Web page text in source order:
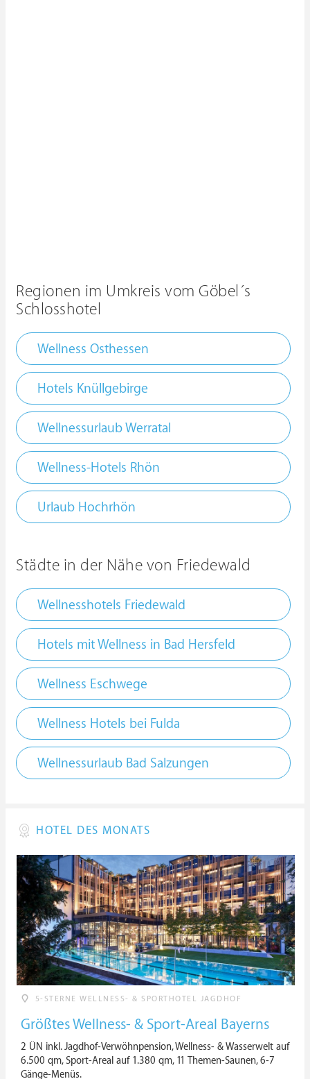
Regionen im Umkreis vom Göbel´s
Schlosshotel
Wellness Osthessen
Hotels Knüllgebirge
Wellnessurlaub Werratal
Wellness-Hotels Rhön
Urlaub Hochrhön
Städte in der Nähe von Friedewald
Wellnesshotels Friedewald
Hotels mit Wellness in Bad Hersfeld
Wellness Eschwege
Wellness Hotels bei Fulda
Wellnessurlaub Bad Salzungen
HOTEL DES MONATS
5-STERNE WELLNESS- & SPORTHOTEL JAGDHOF
Größtes Wellness- & Sport-Areal Bayerns
2 ÜN inkl. Jagdhof-Verwöhnpension, Wellness- & Wasserwelt auf
6.500 qm, Sport-Areal auf 1.380 qm, 11 Themen-Saunen, 6-7
Gänge-Menüs.